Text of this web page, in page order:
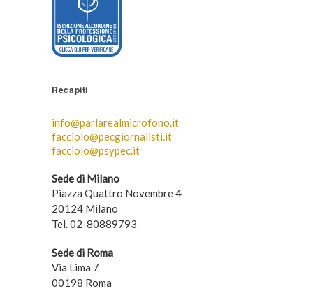
Recapiti
info@parlarealmicrofono.it
facciolo@pecgiornalisti.it
facciolo@psypec.it
Sede di Milano
Piazza Quattro Novembre 4
20124 Milano
Tel. 02-80889793
Sede di Roma
Via Lima 7
00198 Roma